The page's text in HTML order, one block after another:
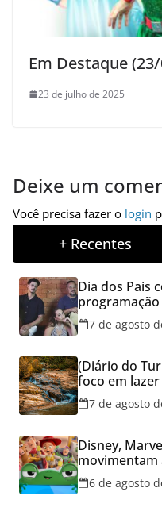
Em Destaque
23 de julho de 2025
Deixe um
Você precisa fazer o login
+ Recentes
Dia dos Pais
Aparecida de
7 de agosto
(Diário do
foco em
cresce no
7 de agosto
Disney,
movimentam
do Aparecida
6 de agosto